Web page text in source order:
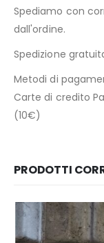
Spediamo con
dall'ordine.
Spedizione
Metodi di
Carte di credito
(10€)
PRODOTTI